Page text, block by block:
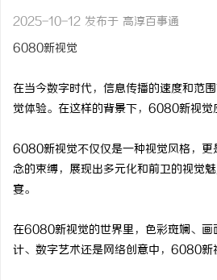
2025-10-12 发布于 高淳百事通
6080新视觉
在当今数字时代，信息传播的速度和范
觉体验。在这样的背景下，6080新视
6080新视觉不仅仅是一种视觉风格，更
念的束缚，展现出多元化和前卫的视觉
宴。
在6080新视觉的世界里，色彩斑斓、画
计、数字艺术还是网络创意中，6080新